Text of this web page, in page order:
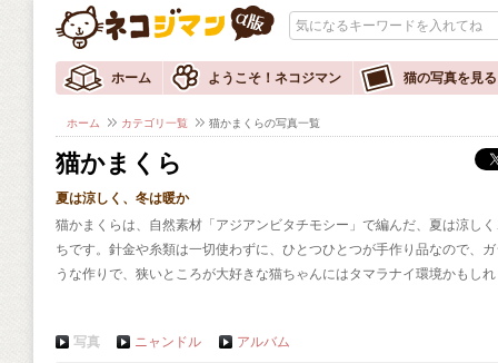
ホーム ようこそ！ネコジマン 猫の写真を見る
ホーム カテゴリ一覧 猫かまくらの写真一覧
猫かまくら
夏は涼しく、冬は暖か
猫かまくらは、自然素材「アジアンビタチモシー」で編んだ、夏は涼し
ちです。針金や糸類は一切使わずに、ひとつひとつが手作り品なので、
うな作りで、狭いところが大好きな猫ちゃんにはタマラナイ環境かもし
写真 ニャンドル アルバム